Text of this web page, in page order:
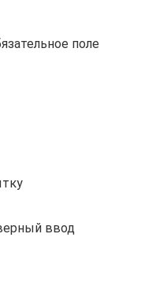
поле
ввод